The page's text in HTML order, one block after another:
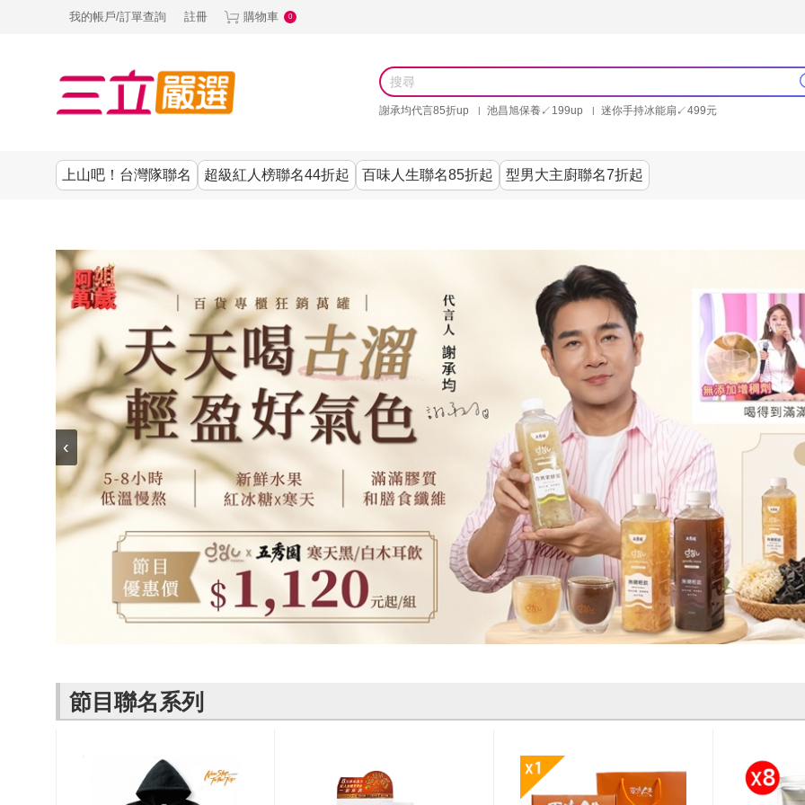
我的帳戶/訂單查詢 註冊 購物車 0
謝承均代言85折up 池昌旭保養↙199up
迷你手持冰能扇↙499元
上山吧！台灣隊聯名 超級紅人榜聯名44折起 百味人生聯名85折起 型男大主廚聯名7折起
古溜x五秀園
熱銷排行
請世界吃桌
上山下海過一
夜聯名
超級紅人榜聯
百味人生戲劇
型男大主廚聯
名
節目聯名商品
熱銷排行
零食│點心
即食泡麵 l 沖泡
品
罐頭 l 食材 l 烘
鍋物 l 藥膳 l 滴
雞精
林聰明沙鍋魚
頭
冷藏 | 冷凍食品
李大娘手工水
三立X信海 星
鮮蝦蝦滑
沈玉琳代言羊
熱銷排行
餐廚用品
生活百貨
清潔用品
寢具│床墊
宗教開運
ELVIS愛菲斯
寢具
Astonish英國潔
雨揚老師開運
金健康石墨烯
熱銷排行
上衣
機能服飾
配件
PP波瑟楓妮品
牌館
L’eBeauty包包
養生|保健
美妝｜保養
DF美肌醫生
池昌旭代言
Bello. U
OUR FAMILY
一家人
甘味人生
狀元堂牛樟芝
十時塑
熱銷排行
無鋼圈│無痕
塑身衣│褲
女內褲
男內褲
NEONER
熱銷排行
廚房專區
生活專區
美容專區
涼夏家電
3C
1MORE耳機
SKINASSET
甘味人生鍵力
肽↙85折
百味人生
‹
節目聯名系列